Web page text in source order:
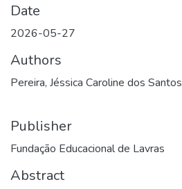
Date
2026-05-27
Authors
Pereira, Jéssica Caroline dos Santos
Publisher
Fundação Educacional de Lavras
Abstract